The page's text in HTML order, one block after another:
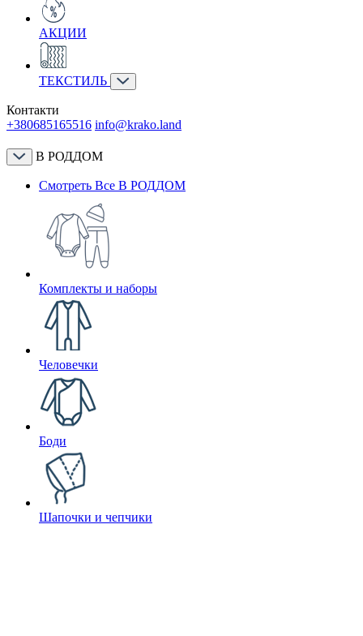
АКЦИИ
ТЕКСТИЛЬ
Контакти
+380685165516 info@krako.land
В РОДДОМ
Смотреть Все В РОДДОМ
Комплекты и наборы
Человечки
Боди
Шапочки и чепчики